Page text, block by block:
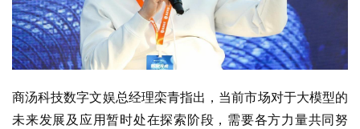
商汤科技数字文娱总经理栾青指出，当前市场对于大模型的
未来发展及应用暂时处在探索阶段，需要各方力量共同努
力。作为发展大模型公司之一的商汤科技，她表示，凤凰卫